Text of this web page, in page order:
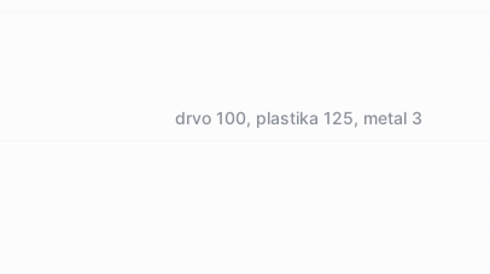
drvo 100, plastika 125, metal 3